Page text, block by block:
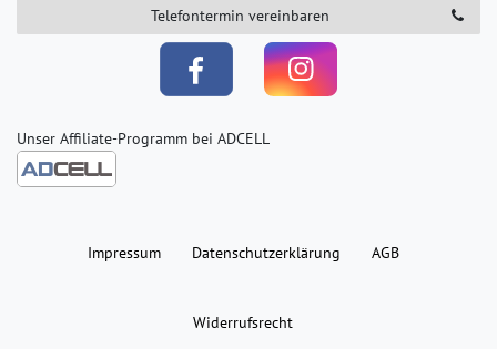
Telefontermin vereinbaren
Unser Affiliate-Programm bei ADCELL
Impressum Daten­schutz­erklärung AGB
Widerrufs­recht